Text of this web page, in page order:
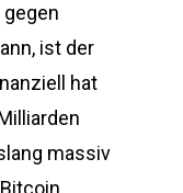
ist der
hat
massiv